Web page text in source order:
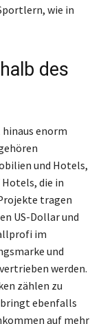
wie in
des
enorm
und Hotels,
die in
tragen
US-Dollar und
im
und
werden.
zählen zu
bringt ebenfalls
auf mehr